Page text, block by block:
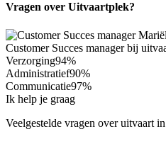
Vragen over Uitvaartplek?
Customer Succes manager bij
Verzorging94%
Administratief90%
Communicatie97%
Ik help je graag
Veelgestelde vragen over uitvaart in